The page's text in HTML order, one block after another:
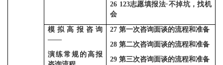
26 123志愿填报法·不掉坑，找机
会
模拟高报咨询
——
演练常规的高报
27第一次咨询面谈的流程和准备
28第二次咨询面谈的流程和准备
29第三次咨询面谈的流程和准备